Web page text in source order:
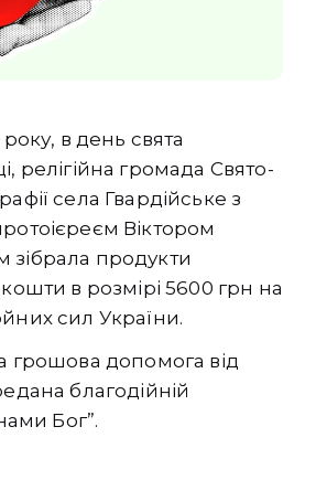
в день свята
релігійна громада Свято-
села Гвардійське з
Віктором
продукти
в розмірі 5600 грн на
сил України.
грошова допомога від
благодійній
Бог”.